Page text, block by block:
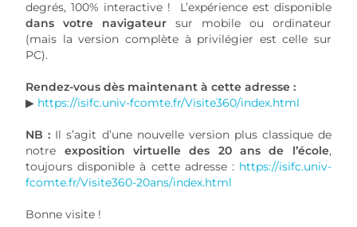
degrés, 100% interactive ! L’expérience est disponible
dans votre navigateur sur mobile ou ordinateur
(mais la version complète à privilégier est celle sur
PC).
Rendez-vous dès maintenant à cette adresse :
▶ https://isifc.univ-fcomte.fr/Visite360/index.html
NB : Il s’agit d’une nouvelle version plus classique de
notre exposition virtuelle des 20 ans de l’école,
toujours disponible à cette adresse : https://isifc.univ-
fcomte.fr/Visite360-20ans/index.html
Bonne visite !